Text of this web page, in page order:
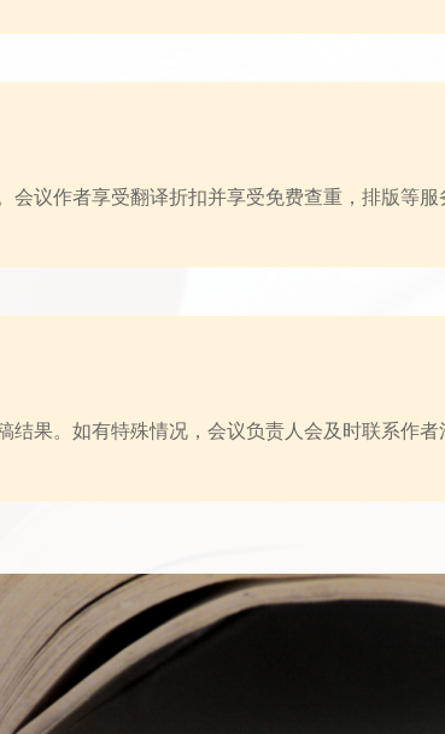
议作者享受翻译折扣并享受免费查重，排版等服
结果。如有特殊情况，会议负责人会及时联系作者